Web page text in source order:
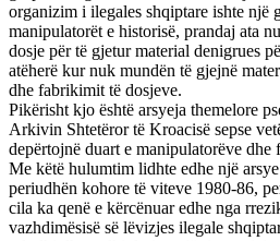
organizim i ilegales shqiptare ishte një
manipulatorët e historisë, prandaj ata
dosje për të gjetur material denigrues
atëherë kur nuk mundën të gjejnë
dhe fabrikimit të dosjeve.
Pikërisht kjo është arsyeja themelore
Arkivin Shtetëror të Kroacisë sepse
depërtojnë duart e manipulatorëve dhe
Me këtë hulumtim lidhte edhe një
periudhën kohore të viteve 1980-86,
cila ka qenë e kërcënuar edhe nga
vazhdimësisë së lëvizjes ilegale